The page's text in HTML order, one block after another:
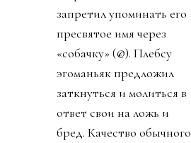
запретил упоминать его
пресвятое имя через
«собачку» (@). Плебсу
эгоманьяк предложил
заткнуться и молиться в
ответ свои на ложь и
бред. Качество обычного